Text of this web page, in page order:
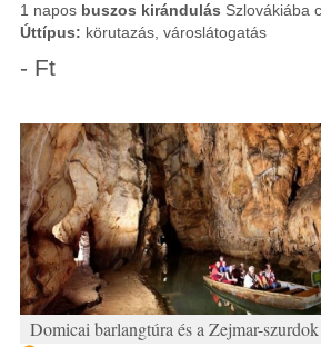
1 napos buszos kirándulás Szlovákiába
Úttípus: körutazás, városlátogatás
- Ft
Domicai barlangtúra és a Zejmar-szurdok